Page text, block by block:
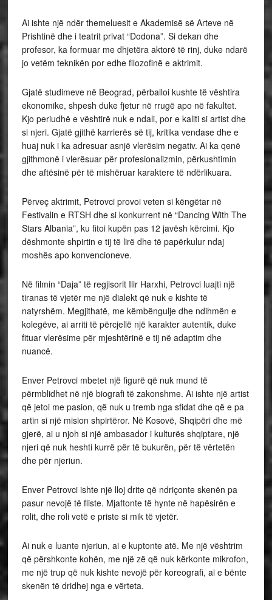
Ai ishte një ndër themeluesit e Akademisë së Arteve në
Prishtinë dhe i teatrit privat “Dodona”. Si dekan dhe
profesor, ka formuar me dhjetëra aktorë të rinj, duke ndarë
jo vetëm teknikën por edhe filozofinë e aktrimit.
Gjatë studimeve në Beograd, përballoi kushte të vështira
ekonomike, shpesh duke fjetur në rrugë apo në fakultet.
Kjo periudhë e vështirë nuk e ndali, por e kaliti si artist dhe
si njeri. Gjatë gjithë karrierës së tij, kritika vendase dhe e
huaj nuk i ka adresuar asnjë vlerësim negativ. Ai ka qenë
gjithmonë i vlerësuar për profesionalizmin, përkushtimin
dhe aftësinë për të mishëruar karaktere të ndërlikuara.
Përveç aktrimit, Petrovci provoi veten si këngëtar në
Festivalin e RTSH dhe si konkurrent në “Dancing With The
Stars Albania”, ku fitoi kupën pas 12 javësh kërcimi. Kjo
dëshmonte shpirtin e tij të lirë dhe të papërkulur ndaj
moshës apo konvencioneve.
Në filmin “Daja” të regjisorit Ilir Harxhi, Petrovci luajti një
tiranas të vjetër me një dialekt që nuk e kishte të
natyrshëm. Megjithatë, me këmbëngulje dhe ndihmën e
kolegëve, ai arriti të përcjellë një karakter autentik, duke
fituar vlerësime për mjeshtërinë e tij në adaptim dhe
nuancë.
Enver Petrovci mbetet një figurë që nuk mund të
përmblidhet në një biografi të zakonshme. Ai ishte një artist
që jetoi me pasion, që nuk u tremb nga sfidat dhe që e pa
artin si një mision shpirtëror. Në Kosovë, Shqipëri dhe më
gjerë, ai u njoh si një ambasador i kulturës shqiptare, një
njeri që nuk heshti kurrë për të bukurën, për të vërtetën
dhe për njeriun.
Enver Petrovci ishte një lloj drite që ndriçonte skenën pa
pasur nevojë të fliste. Mjaftonte të hynte në hapësirën e
rolit, dhe roli vetë e priste si mik të vjetër.
Ai nuk e luante njeriun, ai e kuptonte atë. Me një vështrim
që përshkonte kohën, me një zë që nuk kërkonte mikrofon,
me një trup që nuk kishte nevojë për koreografi, ai e bënte
skenën të dridhej nga e vërteta.